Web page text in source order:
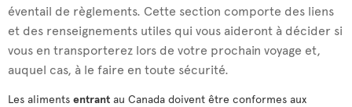
éventail de règlements. Cette section comporte des liens
et des renseignements utiles qui vous aideront à décider si
vous en transporterez lors de votre prochain voyage et,
auquel cas, à le faire en toute sécurité.
Les aliments entrant au Canada doivent être conformes aux